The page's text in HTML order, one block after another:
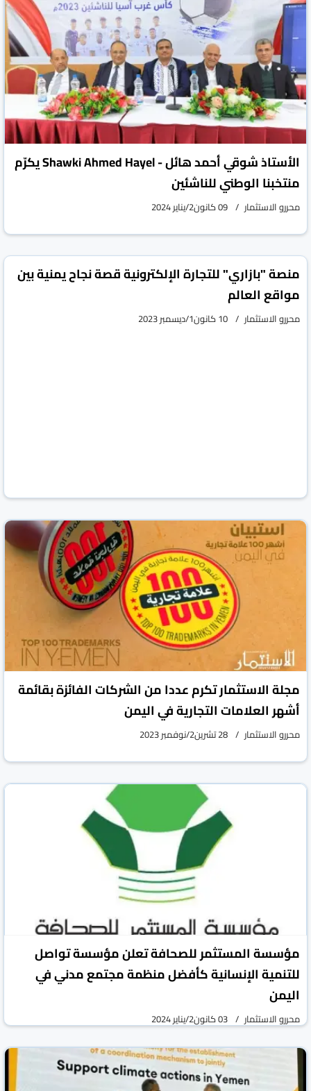
الأستاذ شوقي أحمد هائل - Shawki Ahmed Hayel يكرّم
منتخبنا الوطني للناشئين
محررو الاستثمار 09 كانون2/يناير 2024
منصة "بازاري" للتجارة الإلكترونية قصة نجاح يمنية بين
مواقع العالم
محررو الاستثمار 10 كانون1/ديسمبر 2023
مجلة الاستثمار تكرم عددا من الشركات الفائزة بقائمة
أشهر العلامات التجارية في اليمن
محررو الاستثمار 28 تشرين2/نوفمبر 2023
مؤسسة المستثمر للصحافة تعلن مؤسسة تواصل
للتنمية الإنسانية كأفضل منظمة مجتمع مدني في
اليمن
محررو الاستثمار 03 كانون2/يناير 2024